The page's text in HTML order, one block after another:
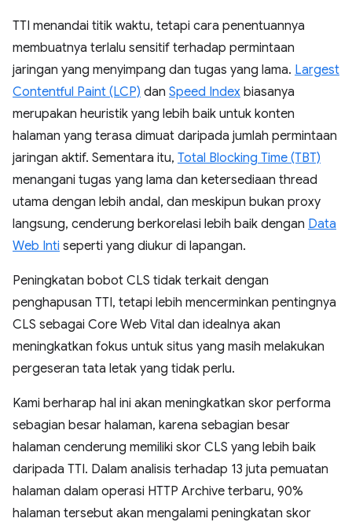
TTI menandai titik waktu, tetapi cara penentuannya
membuatnya terlalu sensitif terhadap permintaan
jaringan yang menyimpang dan tugas yang lama. Largest
Contentful Paint (LCP) dan Speed Index biasanya
merupakan heuristik yang lebih baik untuk konten
halaman yang terasa dimuat daripada jumlah permintaan
jaringan aktif. Sementara itu, Total Blocking Time (TBT)
menangani tugas yang lama dan ketersediaan thread
utama dengan lebih andal, dan meskipun bukan proxy
langsung, cenderung berkorelasi lebih baik dengan Data
Web Inti seperti yang diukur di lapangan.
Peningkatan bobot CLS tidak terkait dengan
penghapusan TTI, tetapi lebih mencerminkan pentingnya
CLS sebagai Core Web Vital dan idealnya akan
meningkatkan fokus untuk situs yang masih melakukan
pergeseran tata letak yang tidak perlu.
Kami berharap hal ini akan meningkatkan skor performa
sebagian besar halaman, karena sebagian besar
halaman cenderung memiliki skor CLS yang lebih baik
daripada TTI. Dalam analisis terhadap 13 juta pemuatan
halaman dalam operasi HTTP Archive terbaru, 90%
halaman tersebut akan mengalami peningkatan skor